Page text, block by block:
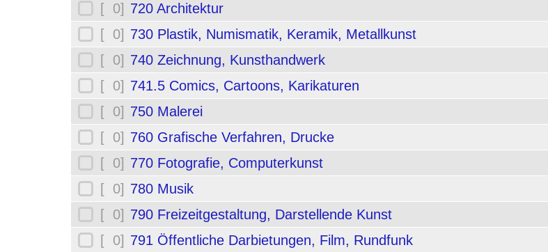
[ 0] 720 Architektur
[ 0] 730 Plastik, Numismatik, Keramik, Metallkunst
[ 0] 740 Zeichnung, Kunsthandwerk
[ 0] 741.5 Comics, Cartoons, Karikaturen
[ 0] 750 Malerei
[ 0] 760 Grafische Verfahren, Drucke
[ 0] 770 Fotografie, Computerkunst
[ 0] 780 Musik
[ 0] 790 Freizeitgestaltung, Darstellende Kunst
[ 0] 791 Öffentliche Darbietungen, Film, Rundfunk